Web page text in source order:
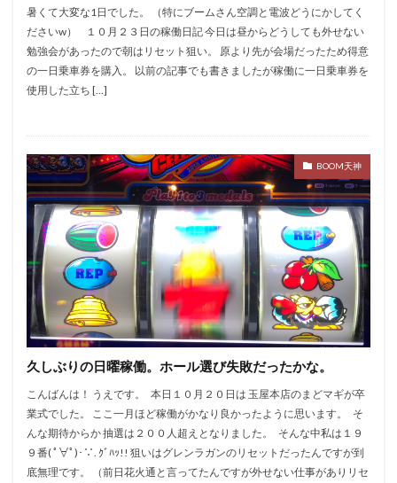
暑くて大変な1日でした。 （特にブームさん空調と電波どうにかしてく
ださいw） １０月２３日の稼働日記 今日は昼からどうしても外せない
勉強会があったので朝はリセット狙い。 原より先が会場だったため得意
の一日乗車券を購入。 以前の記事でも書きましたが稼働に一日乗車券を
使用した立ち […]
BOOM天神
久しぶりの日曜稼働。ホール選び失敗だったかな。
こんばんは！ うえです。 本日１０月２０日は 玉屋本店のまどマギが卒
業式でした。 ここ一月ほど稼働がかなり良かったように思います。 そ
んな期待からか 抽選は２００人超えとなりました。 そんな中私は１９
９番( ﾟ∀ﾟ)･∵. ｸﾞﾊｯ!! 狙いはグレンラガンのリセットだったんですが到
底無理です。 （前日花火通と言ってたんですが外せない仕事がありリセ